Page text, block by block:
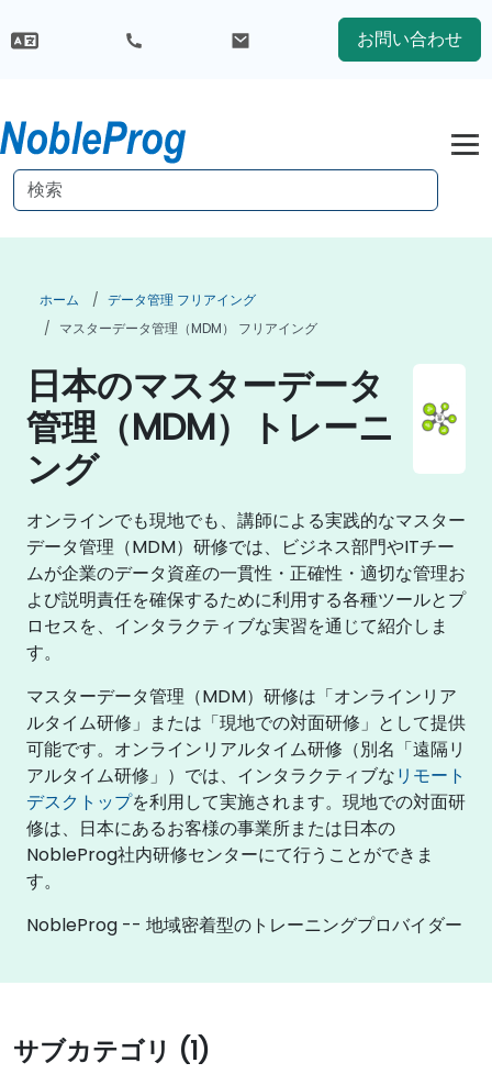
お問い合わせ
ホーム
データ管理 フリアイング
マスターデータ管理（MDM） フリアイング
日本のマスターデータ
管理（MDM）トレーニ
ング
オンラインでも現地でも、講師による実践的なマスター
データ管理（MDM）研修では、ビジネス部門やITチー
ムが企業のデータ資産の一貫性・正確性・適切な管理お
よび説明責任を確保するために利用する各種ツールとプ
ロセスを、インタラクティブな実習を通じて紹介しま
す。
マスターデータ管理（MDM）研修は「オンラインリア
ルタイム研修」または「現地での対面研修」として提供
可能です。オンラインリアルタイム研修（別名「遠隔リ
アルタイム研修」）では、インタラクティブなリモート
デスクトップを利用して実施されます。現地での対面研
修は、日本にあるお客様の事業所または日本の
NobleProg社内研修センターにて行うことができま
す。
NobleProg -- 地域密着型のトレーニングプロバイダー
サブカテゴリ (1)